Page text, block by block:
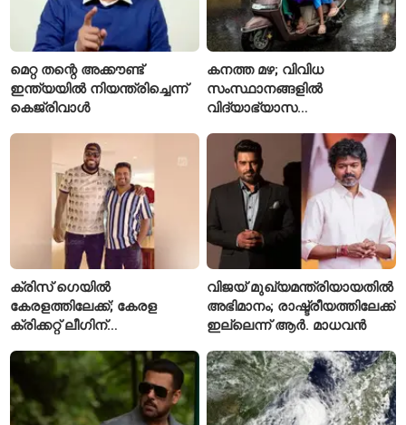
മെറ്റ തന്റെ അക്കൗണ്ട്
ഇന്ത്യയിൽ നിയന്ത്രിച്ചെന്ന്
കെജ്‌രിവാൾ
കനത്ത മഴ; വിവിധ
സംസ്ഥാനങ്ങളിൽ
വിദ്യാഭ്യാസ
പ്രഖ്യാപിച്ചു
ക്രിസ് ഗെയിൽ
കേരളത്തിലേക്ക്; കേരള
ക്രിക്കറ്റ് ലീഗിന്
താരങ്ങൾക്ക് പരിശീലനം
നൽകും
വിജയ് മുഖ്യമന്ത്രിയായതിൽ
അഭിമാനം; രാഷ്ട്രീയത്തിലേക്ക്
ഇല്ലെന്ന് ആർ. മാധവൻ